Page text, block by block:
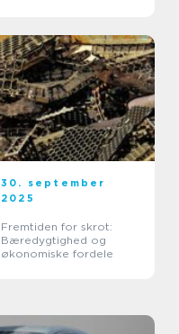
30. september
2025
Fremtiden for skrot:
Bæredygtighed og
økonomiske fordele